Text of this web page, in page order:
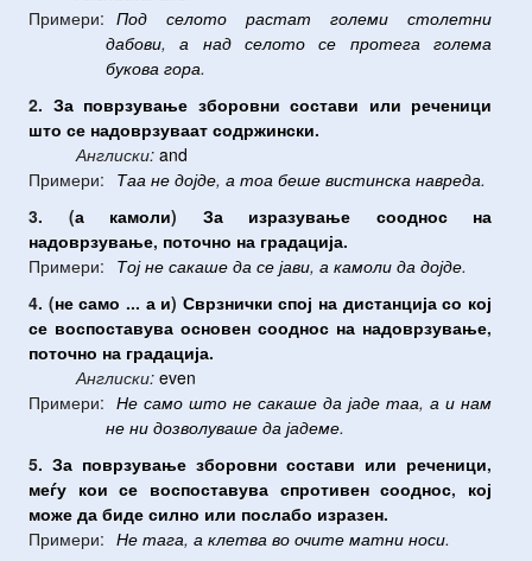
Примери: Под селото растат големи
столетни
дабови,а над селото се протега
голема
букова гора.
2. За поврзување зборовни состави или реченици
што се надоврзуваат содржински.
Англиски: and
Примери: Таа не дојде, а тоа беше вистинска навреда.
3. (а камоли) За изразување сооднос
на
надоврзување, поточно на градација.
Примери: Тој не сакаше да се јави, а камоли да дојде.
4. (не само ... а и) Сврзнички спој на дистанција со кој
се воспоставува основен сооднос на надоврзување,
поточно на градација.
Англиски: even
Примери: Не само што не сакаше да јаде таа, а и нам
не ни дозволуваше да јадеме.
5. За поврзување зборовни состави или реченици,
меѓу кои се воспоставува спротивен сооднос, кој
може да биде силно или послабо изразен.
Примери: Не тага, а клетва во очите матни носи.